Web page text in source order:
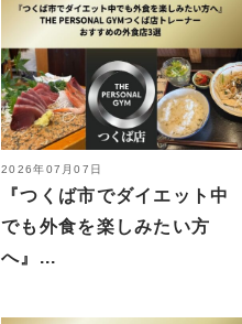
2026年07月07日
『つくば市でダイエット中
でも外食を楽しみたい方
へ』...